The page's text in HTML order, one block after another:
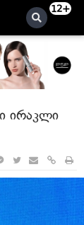
12+
ირაკლი